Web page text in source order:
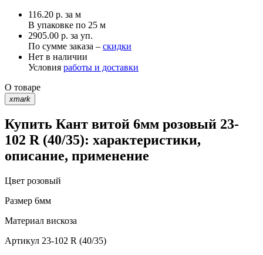
116.20 р. за м
В упаковке по 25 м
2905.00 р. за уп.
По сумме заказа – скидки
Нет в наличии
Условия работы и доставки
О товаре
xmark
Купить Кант витой 6мм розовый 23-
102 R (40/35): характеристики,
описание, применение
Цвет розовый
Размер 6мм
Материал вискоза
Артикул 23-102 R (40/35)